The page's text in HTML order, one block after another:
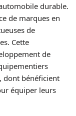
durable.
de marques en
de
Cette
de
dont bénéficient
équiper leurs